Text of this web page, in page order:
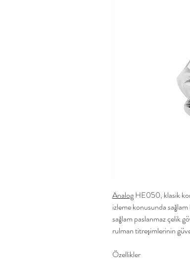
AnalogHE050, klasik
izleme konusunda
sağlam paslanmaz çelik
rulman titreşimlerinin
Özellikler